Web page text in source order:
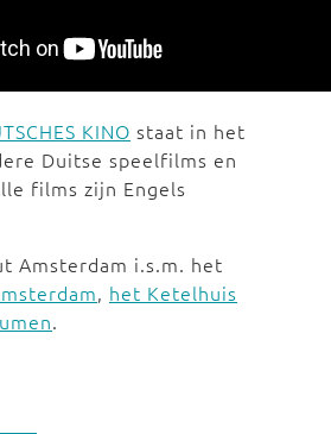
KINO staat in het
Duitse speelfilms en
films zijn Engels
Amsterdam i.s.m. het
, het Ketelhuis
.